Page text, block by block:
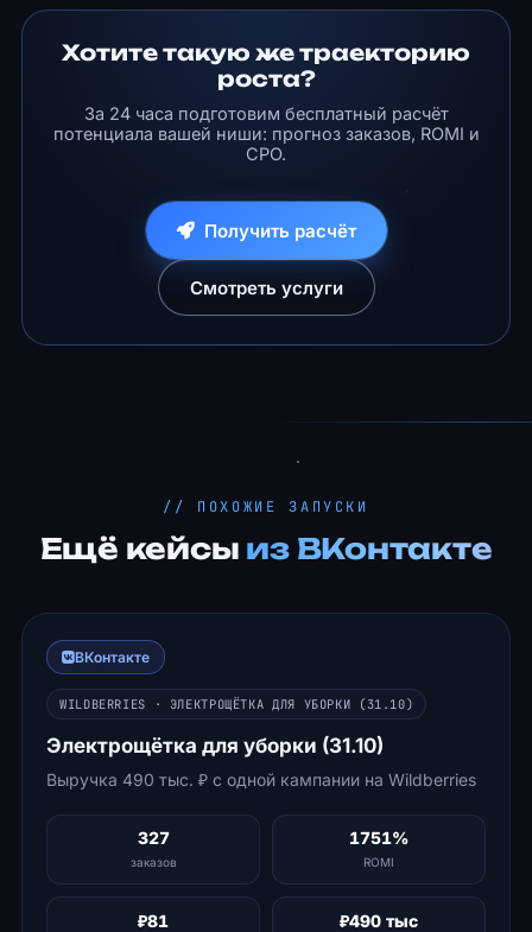
Хотите такую же траекторию
роста?
За 24 часа подготовим бесплатный расчёт
потенциала вашей ниши: прогноз заказов, ROMI и
CPO.
Получить расчёт
Смотреть услуги
// ПОХОЖИЕ ЗАПУСКИ
Ещё кейсы из ВКонтакте
ВКонтакте
WILDBERRIES · ЭЛЕКТРОЩЁТКА ДЛЯ УБОРКИ (31.10)
Электрощётка для уборки (31.10)
Выручка 490 тыс. ₽ с одной кампании на Wildberries
327
заказов
1751%
ROMI
₽81 ₽490 тыс